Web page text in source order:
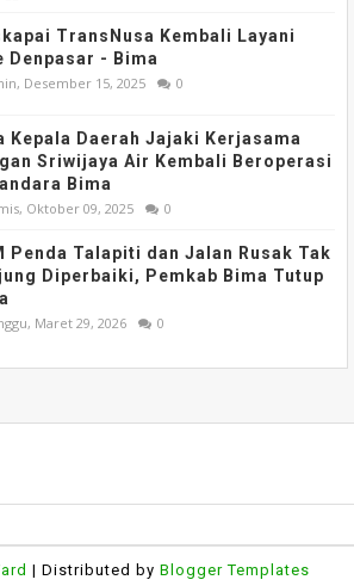
TransNusa Kembali Layani
Denpasar - Bima
Desember 15, 2025 0
Kepala Daerah Jajaki Kerjasama
Sriwijaya Air Kembali Beroperasi
Bima
Oktober 09, 2025 0
Penda Talapiti dan Jalan Rusak Tak
Diperbaiki, Pemkab Bima Tutup
Maret 29, 2026 0
| Distributed by Blogger Templates